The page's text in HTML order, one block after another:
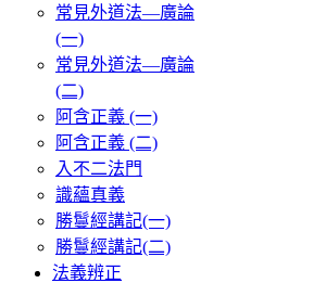
常見外道法—廣論
(一)
常見外道法—廣論
(二)
阿含正義 (一)
阿含正義 (二)
入不二法門
識蘊真義
勝鬘經講記(一)
勝鬘經講記(二)
法義辨正